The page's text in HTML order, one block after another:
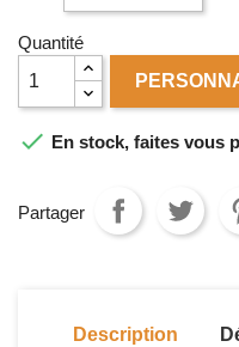
Quantité
 En stock, faites vous
Partager
Description